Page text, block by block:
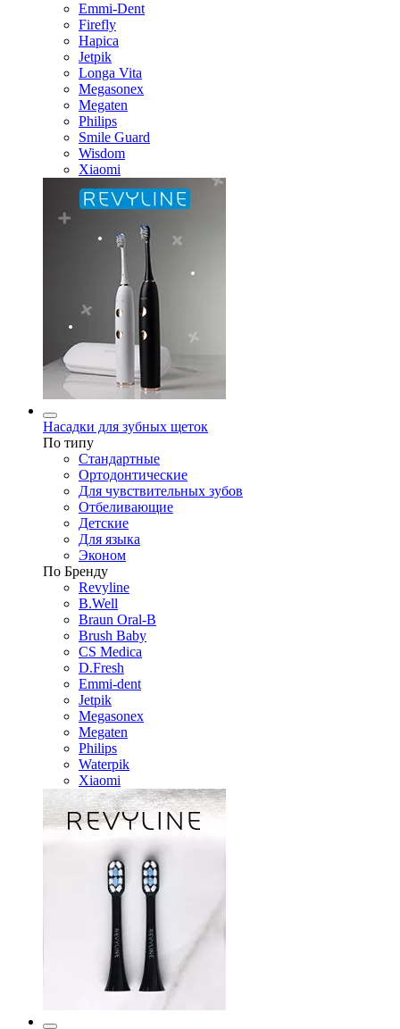
Emmi-Dent
Firefly
Hapica
Jetpik
Longa Vita
Megasonex
Megaten
Philips
Smile Guard
Wisdom
Xiaomi
Насадки для зубных щеток
По типу
Стандартные
Ортодонтические
Для чувствительных зубов
Отбеливающие
Детские
Для языка
Эконом
По Бренду
Revyline
B.Well
Braun Oral-B
Brush Baby
CS Medica
D.Fresh
Emmi-dent
Jetpik
Megasonex
Megaten
Philips
Waterpik
Xiaomi